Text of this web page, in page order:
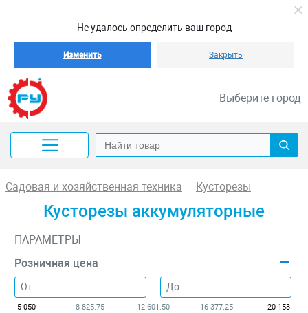
Не удалось определить ваш город
Изменить Закрыть
Выберите город
Садовая и хозяйственная техника Кусторезы
Кусторезы аккумуляторные
ПАРАМЕТРЫ
Розничная цена
5 050 8 825.75 12 601.50 16 377.25 20 153